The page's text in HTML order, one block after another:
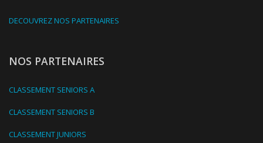
DECOUVREZ NOS PARTENAIRES
NOS PARTENAIRES
CLASSEMENT SENIORS A
CLASSEMENT SENIORS B
CLASSEMENT JUNIORS